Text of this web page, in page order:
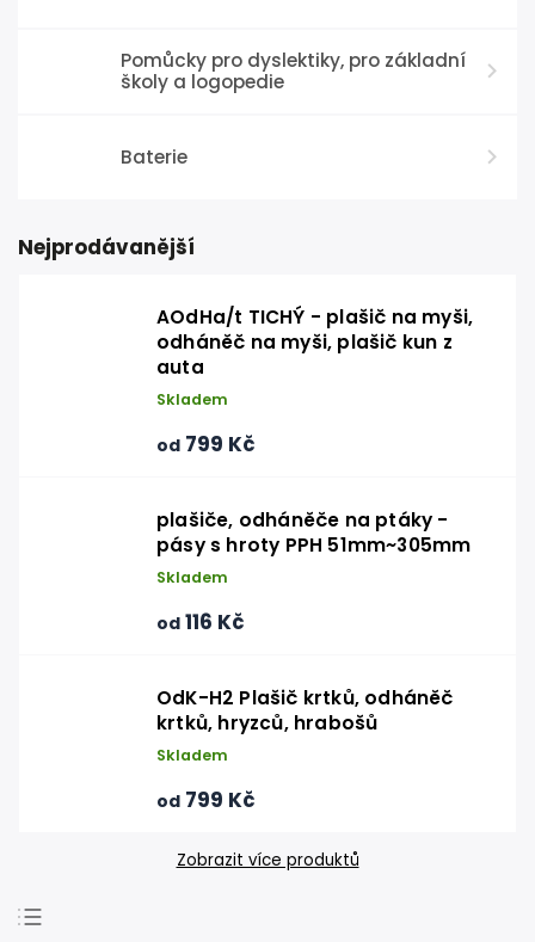
Pomůcky pro dyslektiky, pro základní
školy a logopedie
Baterie
Nejprodávanější
AOdHa/t TICHÝ - plašič na myši,
odháněč na myši, plašič kun z
auta
Skladem
od 799 Kč
plašiče, odháněče na ptáky -
pásy s hroty PPH 51mm~305mm
Skladem
od 116 Kč
OdK-H2 Plašič krtků, odháněč
krtků, hryzců, hrabošů
Skladem
od 799 Kč
Zobrazit více produktů